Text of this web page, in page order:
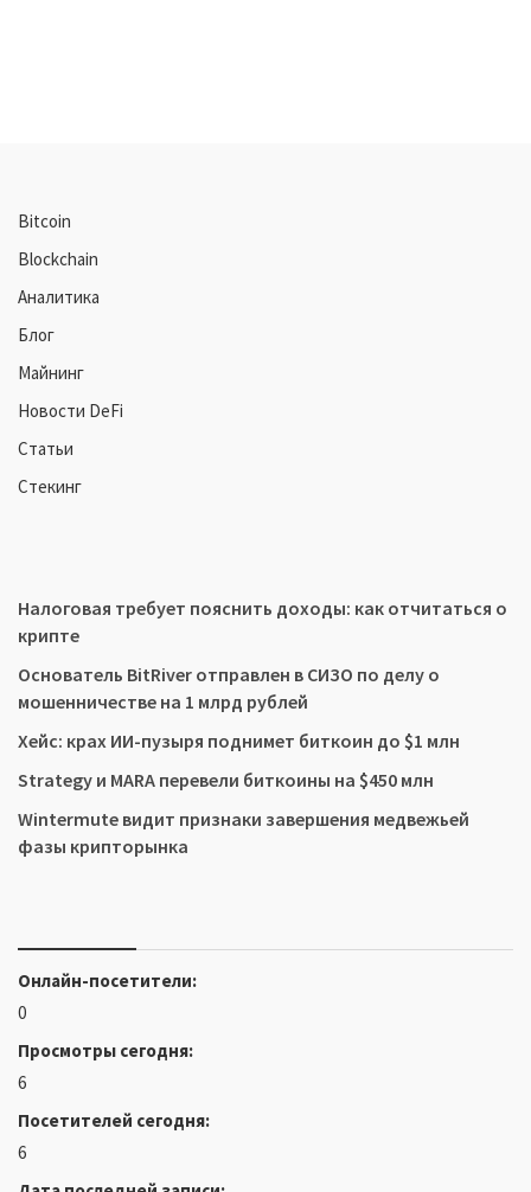
Bitcoin
Blockchain
Аналитика
Блог
Майнинг
Новости DeFi
Статьи
Стекинг
Налоговая требует пояснить доходы: как отчитаться о
крипте
Основатель BitRiver отправлен в СИЗО по делу о
мошенничестве на 1 млрд рублей
Хейс: крах ИИ-пузыря поднимет биткоин до $1 млн
Strategy и MARA перевели биткоины на $450 млн
Wintermute видит признаки завершения медвежьей
фазы крипторынка
Онлайн-посетители:
0
Просмотры сегодня:
6
Посетителей сегодня:
6